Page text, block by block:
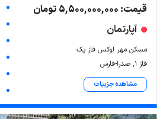
قیمت: 5,500,000,000 تومان
آپارتمان
مسکن مهر لوکس فاز یک
فاز ۱, صدرا-فارس
مشاهده جزییات